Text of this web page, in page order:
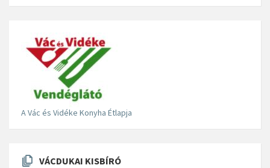
A Vác és Vidéke Konyha Étlapja
VÁCDUKAI KISBÍRÓ